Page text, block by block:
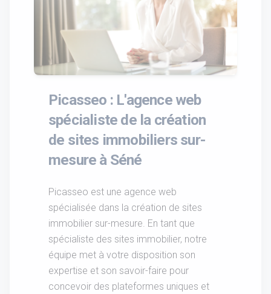
Picasseo : L'agence web
spécialiste de la création
de sites immobiliers sur-
mesure à Séné
Picasseo est une agence web
spécialisée dans la création de sites
immobilier sur-mesure. En tant que
spécialiste des sites immobilier, notre
équipe met à votre disposition son
expertise et son savoir-faire pour
concevoir des plateformes uniques et